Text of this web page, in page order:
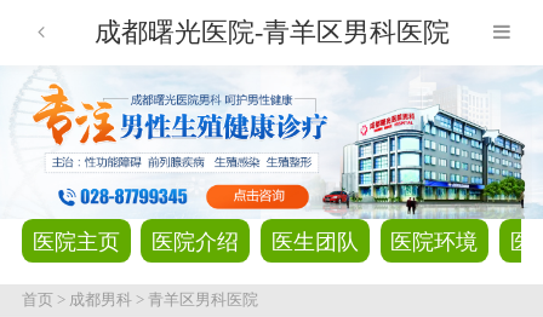
成都曙光医院-青羊区男科医院
医院主页 医院介绍 医生团队 医院环境 医
首页> 成都男科> 青羊区男科医院